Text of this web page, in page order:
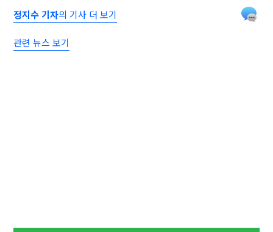
정지수 기자의 기사 더 보기
관련 뉴스 보기